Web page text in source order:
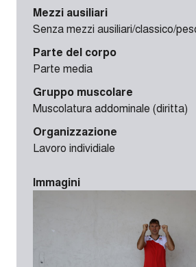
Mezzi ausiliari
Senza mezzi ausiliari/classico/
Parte del corpo
Parte media
Gruppo muscolare
Muscolatura addominale (diritta)
Organizzazione
Lavoro individiale
Immagini